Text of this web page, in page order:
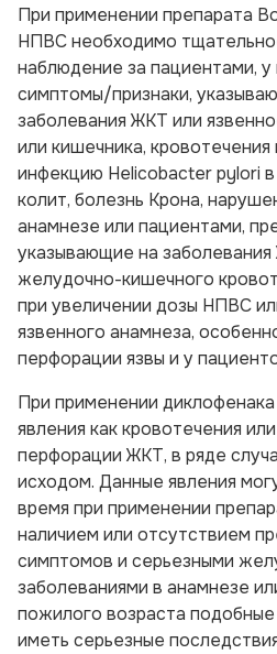
При применении препарата
НПВС необходимо
наблюдение за пациентами,
симптомы/признаки,
заболевания ЖКТ или
или кишечника,
инфекцию Helicobacter pylori
колит, болезнь Крона,
анамнезе или пациентами,
указывающие на
желудочно-кишечного
при увеличении дозы НПВС
язвенного анамнеза,
перфорации язвы и у
При применении
явления как кровотечения
перфорации ЖКТ, в ряде
исходом. Данные явления
время при применении
наличием или отсутствием
симптомов и серьезными
заболеваниями в анамнезе
пожилого возраста
иметь серьезные